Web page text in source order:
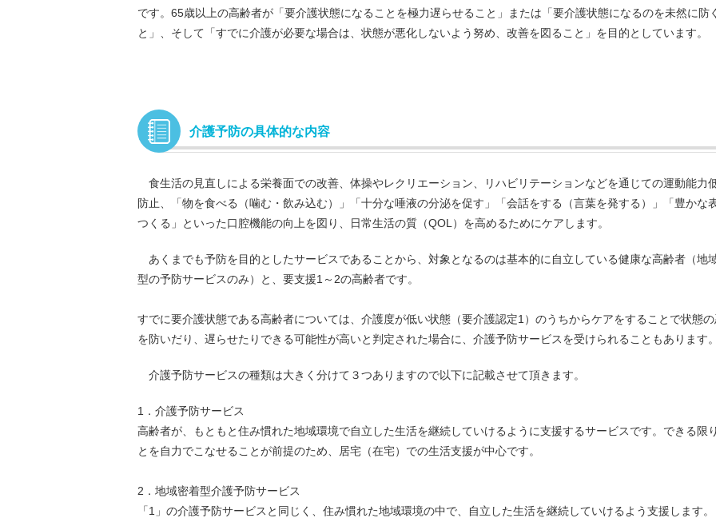
です。65歳以上の高齢者が「要介護状態になることを極力遅らせること」または「要介護状態になるのを未然に防
と」、そして「すでに介護が必要な場合は、状態が悪化しないよう努め、改善を図ること」を目的としています。
介護予防の具体的な内容
食生活の見直しによる栄養面での改善、体操やレクリエーション、リハビリテーションなどを通じての運動能力
防止、「物を食べる（噛む・飲み込む）」「十分な唾液の分泌を促す」「会話をする（言葉を発する）」「豊かな
つくる」といった口腔機能の向上を図り、日常生活の質（QOL）を高めるためにケアします。
あくまでも予防を目的としたサービスであることから、対象となるのは基本的に自立している健康な高齢者（地
型の予防サービスのみ）と、要支援1～2の高齢者です。
すでに要介護状態である高齢者については、介護度が低い状態（要介護認定1）のうちからケアをすることで状態
を防いだり、遅らせたりできる可能性が高いと判定された場合に、介護予防サービスを受けられることもあります。
介護予防サービスの種類は大きく分けて３つありますので以下に記載させて頂きます。
1．介護予防サービス
高齢者が、もともと住み慣れた地域環境で自立した生活を継続していけるように支援するサービスです。できる限
とを自力でこなせることが前提のため、居宅（在宅）での生活支援が中心です。
2．地域密着型介護予防サービス
「1」の介護予防サービスと同じく、住み慣れた地域環境の中で、自立した生活を継続していけるよう支援します。